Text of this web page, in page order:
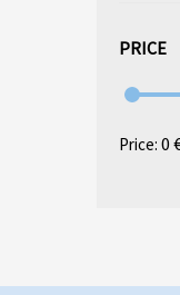
PRICE
Price: 0